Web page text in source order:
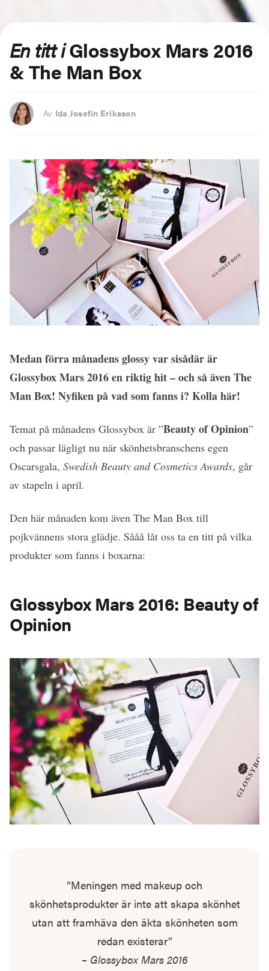
En titt iGlossybox Mars 2016
& The Man Box
Av Ida Josefin Eriksson
Medan förra månadens glossy var sisådär är
Glossybox Mars 2016 en riktig hit – och så även The
Man Box! Nyfiken på vad som fanns i? Kolla här!
Temat på månadens Glossybox är ”Beauty of Opinion”
och passar lägligt nu när skönhetsbranschens egen
Oscarsgala, Swedish Beauty and Cosmetics Awards, går
av stapeln i april.
Den här månaden kom även The Man Box till
pojkvännens stora glädje. Sååå låt oss ta en titt på vilka
produkter som fanns i boxarna:
Glossybox Mars 2016: Beauty of
Opinion
”Meningen med makeup och
skönhetsprodukter är inte att skapa skönhet
utan att framhäva den äkta skönheten som
redan existerar”
– Glossybox Mars 2016